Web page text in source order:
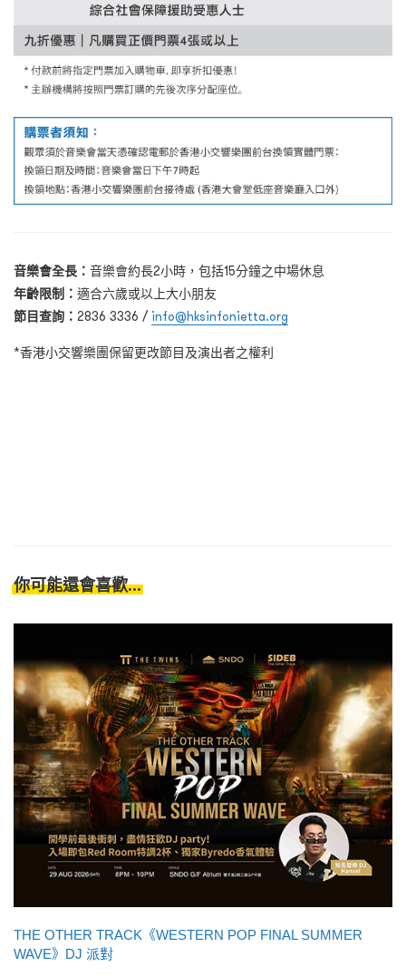
音樂會全長： 音樂會約長2小時，包括15分鐘之中場休息
年齡限制： 適合六歲或以上大小朋友
節目查詢： 2836 3336 / info@hksinfonietta.org
*香港小交響樂團保留更改節目及演出者之權利
你可能還會喜歡...
THE OTHER TRACK《WESTERN POP FINAL SUMMER
WAVE》DJ 派對